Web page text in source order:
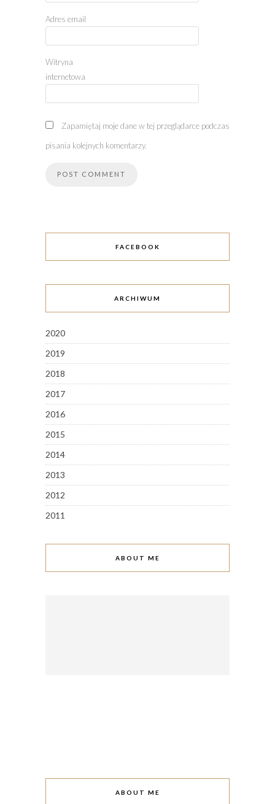
Adres email
Witryna
internetowa
Zapamiętaj moje dane w tej przeglądarce podczas
pisania kolejnych komentarzy.
FACEBOOK
ARCHIWUM
2020
2019
2018
2017
2016
2015
2014
2013
2012
2011
ABOUT ME
ABOUT ME